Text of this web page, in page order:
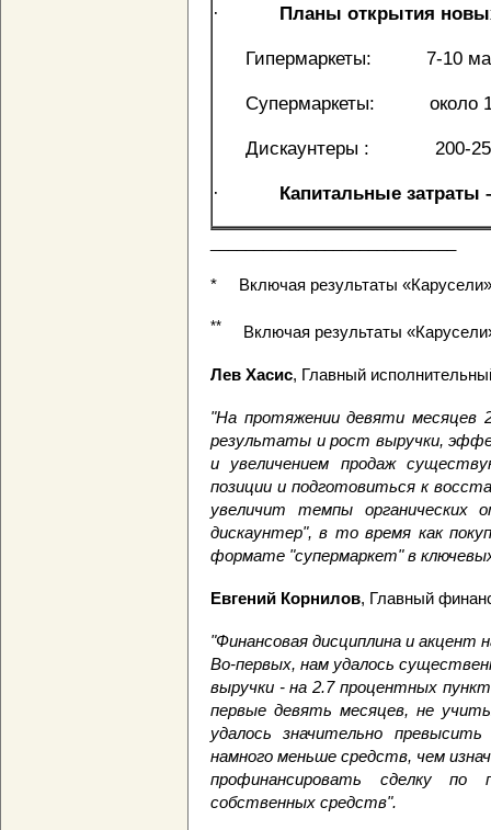
· Планы открытия
Гипермаркеты: 7-10
Супермаркеты: около 15
Дискаунтеры : 200-250
· Капитальные
* Включая результаты
** Включая результаты
Лев Хасис, Главный
"На протяжении девяти месяцев
результаты и рост выручки,
и увеличением продаж
позиции и подготовиться к
увеличит темпы органических
дискаунтер", в то время как
формате "супермаркет" в
Евгений Корнилов, Главный
"Финансовая дисциплина и
Во-первых, нам удалось
выручки - на 2.7 процентных
первые девять месяцев, не
удалось значительно
намного меньше средств, чем
профинансировать сделку по
собственных средств".